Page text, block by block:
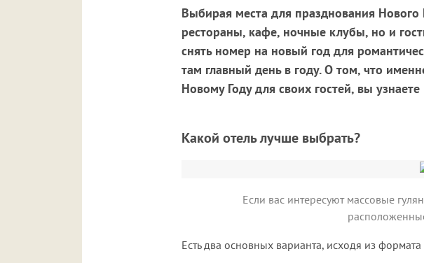
Выбирая места для празднования Нового
рестораны, кафе, ночные клубы, но и
снять номер на новый год для
там главный день в году. О том, что
Новому Году для своих гостей, вы
Какой отель лучше выбрать?
Если вас интересуют массовые
Есть два основных варианта, исходя из